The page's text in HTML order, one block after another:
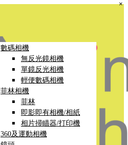
數碼相機
無反光鏡相機
單鏡反光相機
輕便數碼相機
菲林相機
菲林
即影即有相機/相紙
相片掃瞄器/打印機
360及運動相機
×